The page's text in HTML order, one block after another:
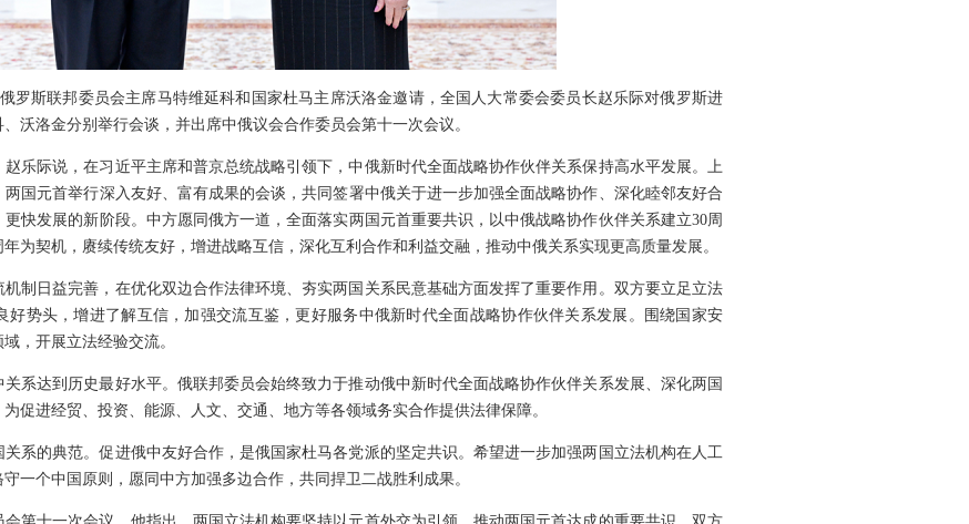
罗斯联邦委员会主席马特维延科和国家杜马主席沃洛金邀请，全国人大常委会委员长赵乐际对俄罗斯进
沃洛金分别举行会谈，并出席中俄议会合作委员会第十一次会议。
乐际说，在习近平主席和普京总统战略引领下，中俄新时代全面战略协作伙伴关系保持高水平发展。上
国元首举行深入友好、富有成果的会谈，共同签署中俄关于进一步加强全面战略协作、深化睦邻友好合
快发展的新阶段。中方愿同俄方一道，全面落实两国元首重要共识，以中俄战略协作伙伴关系建立30周
为契机，赓续传统友好，增进战略互信，深化互利合作和利益交融，推动中俄关系实现更高质量发展。
制日益完善，在优化双边合作法律环境、夯实两国关系民意基础方面发挥了重要作用。双方要立足立法
好势头，增进了解互信，加强交流互鉴，更好服务中俄新时代全面战略协作伙伴关系发展。围绕国家安
，开展立法经验交流。
系达到历史最好水平。俄联邦委员会始终致力于推动俄中新时代全面战略协作伙伴关系发展、深化两国
促进经贸、投资、能源、人文、交通、地方等各领域务实合作提供法律保障。
系的典范。促进俄中友好合作，是俄国家杜马各党派的坚定共识。希望进一步加强两国立法机构在人工
一个中国原则，愿同中方加强多边合作，共同捍卫二战胜利成果。